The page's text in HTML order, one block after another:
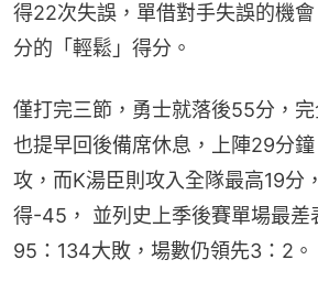
得22次失誤，單借對手失誤的機
分的「輕鬆」得分。
僅打完三節，勇士就落後55分，
也提早回後備席休息，上陣29分
攻，而K湯臣則攻入全隊最高19分
得-45， 並列史上季後賽單場最差
95：134大敗，場數仍領先3：2。